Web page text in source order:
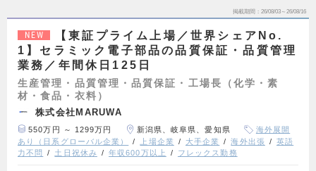
掲載期間 26/08/03～26/08/16
NEW
【東証プライム上場／世界シェアNo.
1】セラミック電子部品の品質保証・品質管理
業務／年間休日125日
生産管理・品質管理・品質保証・工場長（化学・素
材・食品・衣料）
株式会社MARUWA
550万円 ～ 1299万円 新潟県、岐阜県、愛知県
海外展開
あり（日系グローバル企業）
上場企業 大手企業 海外出張
英語
力不問
土日祝休み 年収600万以上 フレックス勤務